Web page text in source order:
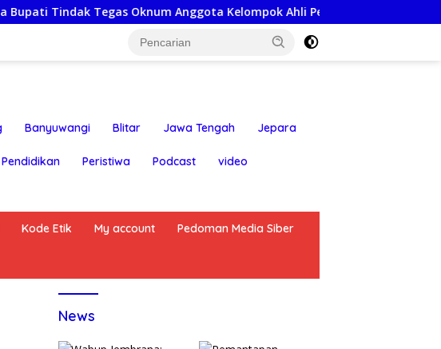
Oknum Anggota Kelompok Ahli Pemkab Pemantapan
Banyuwangi Blitar Jawa Tengah Jepara
Pendidikan Peristiwa Podcast video
Kode Etik My account Pedoman Media Siber
News